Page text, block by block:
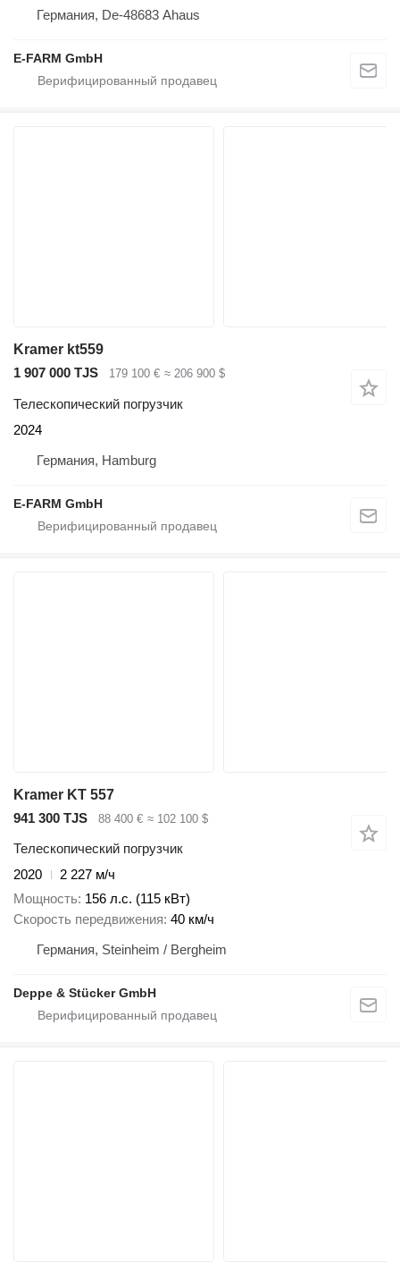
Германия, De-48683 Ahaus
E-FARM GmbH
Kramer kt559
1 907 000 TJS
179 100 € ≈ 206 900 $
Телескопический погрузчик
2024
Германия, Hamburg
E-FARM GmbH
Kramer KT 557
941 300 TJS
88 400 € ≈ 102 100 $
Телескопический погрузчик
2020
2 227 м/ч
Мощность 156 л.с. (115 кВт)
Скорость передвижения 40 км/ч
Германия, Steinheim / Bergheim
Deppe & Stücker GmbH